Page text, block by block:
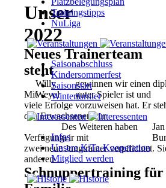
Unser
2022
Neues Trainerteam
steht
Mit
Willy
Weyel
gewinnen wir einen
guter Spieler ist und
viele Erfolge vorzuweisen hat. Er
den Erwachsenen zur
Verfügung.
Des Weiteren haben
wir mit
zwei neue Jungtrainer verpflichtet.
anderen
Schnuppertraining für
Trainingstipps
NuLiga
Saisonabschluss
Kindersommerfest
Saisonstart
Winterturnier
Infos
Unsere KiTa-Kooperation
Mitglied werden